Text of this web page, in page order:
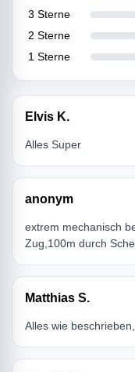
3 Sterne
2 Sterne
1 Sterne
Elvis K.
Alles Super
anonym
extrem mechanisch
Zug,100m durch
Matthias S.
Alles wie